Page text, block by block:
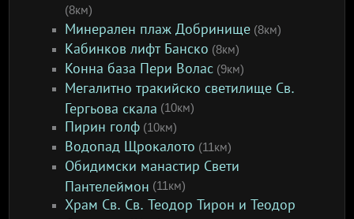
(8км)
Минерален плаж Добринище (8км)
Кабинков лифт Банско (8км)
Конна база Пери Волас (9км)
Мегалитно тракийско светилище Св.
Гергьова скала (10км)
Пирин голф (10км)
Водопад Щрокалото (11км)
Обидимски манастир Свети
Пантелеймон (11км)
Храм Св. Св. Теодор Тирон и Теодор